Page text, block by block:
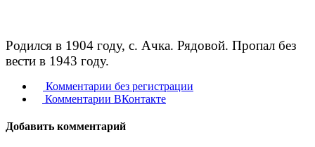
Родился в 1904 году, с. Ачка. Рядовой. Пропал без
вести в 1943 году.
Комментарии без регистрации
Комментарии ВКонтакте
Добавить комментарий